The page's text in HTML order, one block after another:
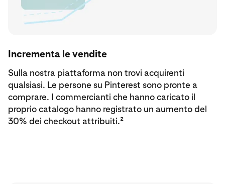
Incrementa le vendite
Sulla nostra piattaforma non trovi acquirenti
qualsiasi. Le persone su Pinterest sono pronte a
comprare. I commercianti che hanno caricato il
proprio catalogo hanno registrato un aumento del
30% dei checkout attribuiti.²